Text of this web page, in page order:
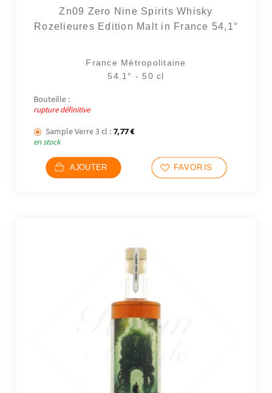
Zn09 Zero Nine Spirits Whisky
Rozelieures Edition Malt in France 54,1°
France Métropolitaine
54.1° - 50 cl
Bouteille :
rupture définitive
Sample Verre 3 cl : 7,77 €
en stock
AJOUTER FAVORIS